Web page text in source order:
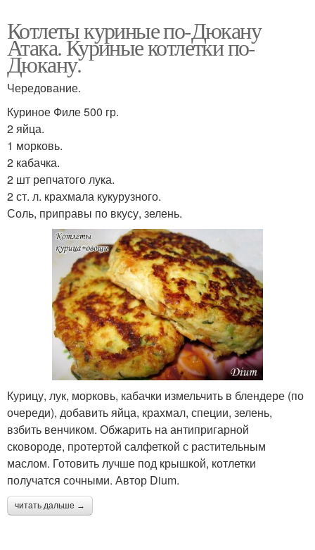
Котлеты куриные по-Дюкану
Атака. Куриные котлетки по-
Дюкану.
Чередование.
Куриное Филе 500 гр.
2 яйца.
1 морковь.
2 кабачка.
2 шт репчатого лука.
2 ст. л. крахмала кукурузного.
Соль, приправы по вкусу, зелень.
Курицу, лук, морковь, кабачки измельчить в блендере (по
очереди), добавить яйца, крахмал, специи, зелень,
взбить венчиком. Обжарить на антипригарной
сковороде, протертой салфеткой с растительным
маслом. Готовить лучше под крышкой, котлетки
получатся сочными. Автор Dium.
читать дальше →